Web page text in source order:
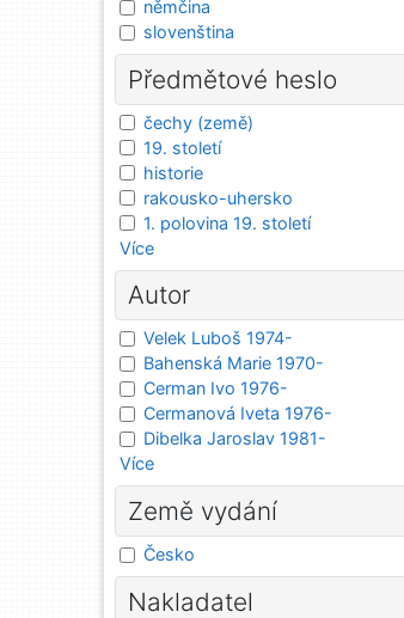
němčina
slovenština
Předmětové heslo
čechy (země)
19. století
historie
rakousko-uhersko
1. polovina 19. století
Více
Autor
Velek Luboš 1974-
Bahenská Marie 1970-
Cerman Ivo 1976-
Cermanová Iveta 1976-
Dibelka Jaroslav 1981-
Více
Země vydání
Česko
Nakladatel